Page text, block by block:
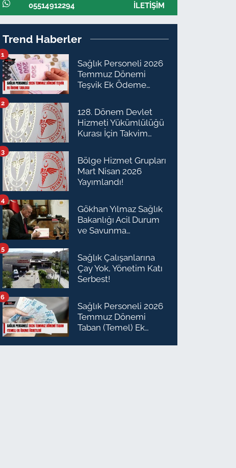
05514912294 İLETIŞIM
Trend Haberler
Sağlık Personeli 2026
Temmuz Dönemi
Teşvik Ek Ödeme
1
128. Dönem Devlet
Hizmeti Yükümlülüğü
Kurası İçin Takvim
2
Bölge Hizmet Grupları
Mart Nisan 2026
Yayımlandı!
3
Gökhan Yılmaz Sağlık
Bakanlığı Acil Durum
ve Savunma
Başkanı Olarak Atandı
4
Sağlık Çalışanlarına
Çay Yok, Yönetim Katı
Serbest!
5
Sağlık Personeli 2026
Temmuz Dönemi
Taban (Temel) Ek
6